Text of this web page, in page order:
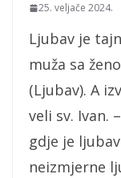
25. veljače 2024.
Ljubav je
muža sa
(Ljubav). A
veli sv. Ivan.
gdje je
neizmjerne